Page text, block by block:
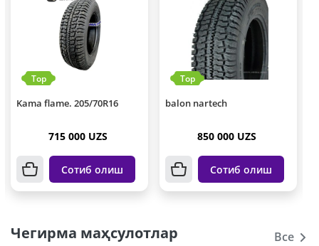
Top
Kama flame. 205/70R16
715 000 UZS
Сотиб олиш
Top
balon nartech
850 000 UZS
Сотиб олиш
Чегирма маҳсулотлар Все